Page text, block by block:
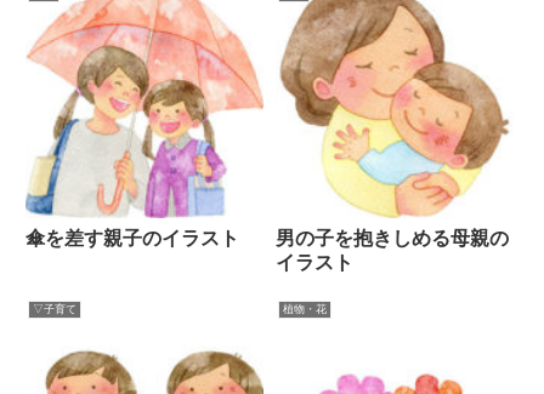
傘を差す親子のイラスト
男の子を抱きしめる母親の
イラスト
▽子育て 植物・花